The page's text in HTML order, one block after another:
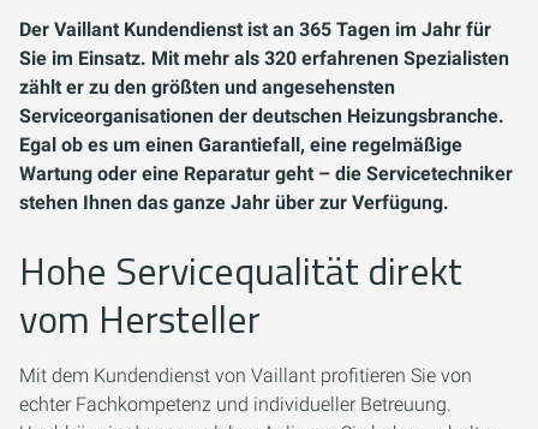
Der Vaillant Kundendienst ist an 365 Tagen im Jahr für
Sie im Einsatz. Mit mehr als 320 erfahrenen Spezialisten
zählt er zu den größten und angesehensten
Serviceorganisationen der deutschen Heizungsbranche.
Egal ob es um einen Garantiefall, eine regelmäßige
Wartung oder eine Reparatur geht – die Servicetechniker
stehen Ihnen das ganze Jahr über zur Verfügung.
Hohe Servicequalität direkt
vom Hersteller
Mit dem Kundendienst von Vaillant profitieren Sie von
echter Fachkompetenz und individueller Betreuung.